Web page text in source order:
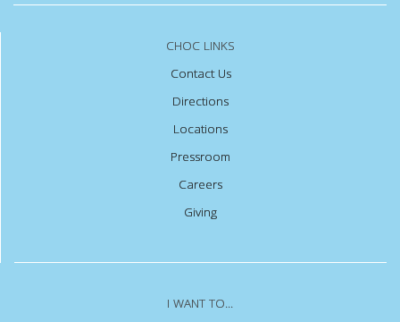
CHOC LINKS
Contact Us
Directions
Locations
Pressroom
Careers
Giving
I WANT TO...